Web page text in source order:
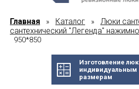
Главная » Каталог » Люки
сантехнический "Легенда"
950*850
Изготовление
индивидуальным
размерам